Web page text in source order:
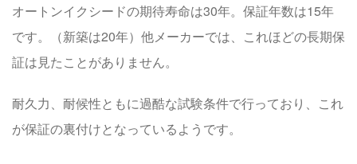
オートンイクシードの期待寿命は30年。保証年数は15年
です。（新築は20年）他メーカーでは、これほどの長期保
証は見たことがありません。
耐久力、耐候性ともに過酷な試験条件で行っており、これ
が保証の裏付けとなっているようです。